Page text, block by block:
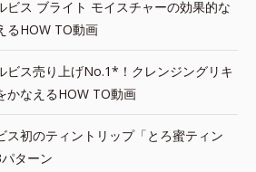
ビス ブライト モイスチャーの効果的な
るHOW TO動画
ビス売り上げNo.1*！クレンジングリキ
かなえるHOW TO動画
ス初のティントリップ「とろ蜜ティン
ターン